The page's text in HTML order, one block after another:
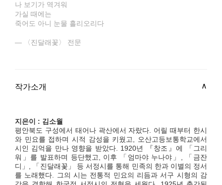
나 보기가 역겨워
가실 때에는
죽어도 아니 눈물 흘리오리다
― 〈진달래꽃〉 전문
작가소개
지은이 : 김소월
평안북도 구성에서 태어나 곽산에서 자랐다. 어릴 때부터 한시
와 민요를 접하며 시적 감성을 키웠고, 오산고등보통학교에서
시인 김억을 만나 영향을 받았다. 1920년 『창조』에 「그리
워」를 발표하며 등단했고, 이후 「엄마야 누나야」, 「금잔
디」, 「진달래꽃」 등 서정시를 통해 민족의 한과 이별의 정서
를 노래했다. 그의 시는 전통적 민요의 리듬과 서구 시형의 감